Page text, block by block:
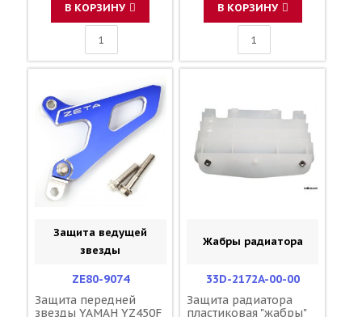
В КОРЗИНУ В КОРЗИНУ
Защита ведущей
звезды
ZE80-9074
Защита передней
звезды YAMAH YZ450F
Жабры радиатора
33D-2172A-00-00
Защита радиатора
пластиковая "жабры"